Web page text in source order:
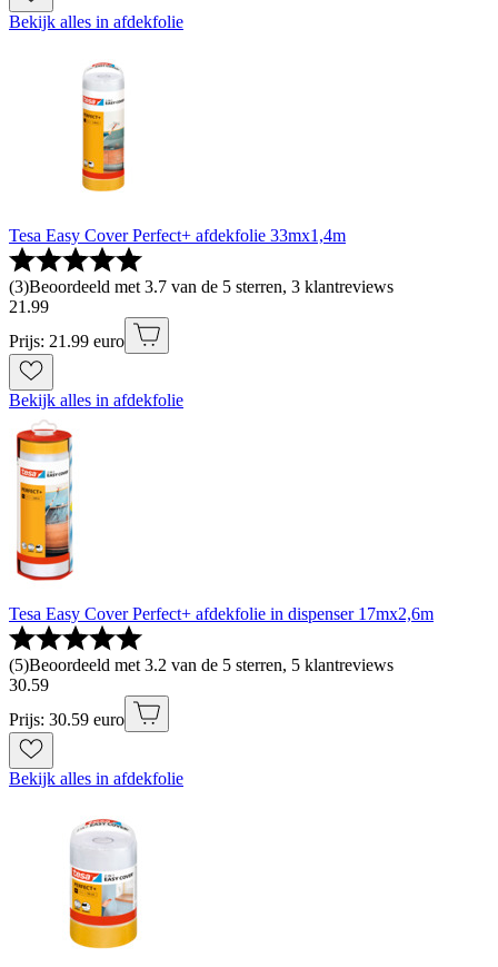
Bekijk alles in afdekfolie
Tesa Easy Cover Perfect+ afdekfolie 33mx1,4m
(3)Beoordeeld met 3.7 van de 5 sterren, 3 klantreviews
21 .99
Prijs: 21.99 euro
Bekijk alles in afdekfolie
Tesa Easy Cover Perfect+ afdekfolie in dispenser 17mx2,6m
(5)Beoordeeld met 3.2 van de 5 sterren, 5 klantreviews
30.59
Prijs: 30.59 euro
Bekijk alles in afdekfolie